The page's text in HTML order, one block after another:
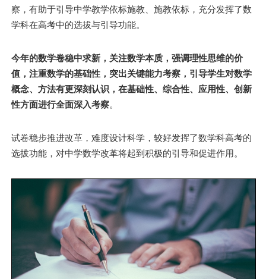
察，有助于引导中学教学依标施教、施教依标，充分发挥了数
学科在高考中的选拔与引导功能。
今年的数学卷稳中求新，关注数学本质，强调理性思维的价
值，注重数学的基础性，突出关键能力考察，引导学生对数学
概念、方法有更深刻认识，在基础性、综合性、应用性、创新
性方面进行全面深入考察。
试卷稳步推进改革，难度设计科学，较好发挥了数学科高考的
选拔功能，对中学数学改革将起到积极的引导和促进作用。